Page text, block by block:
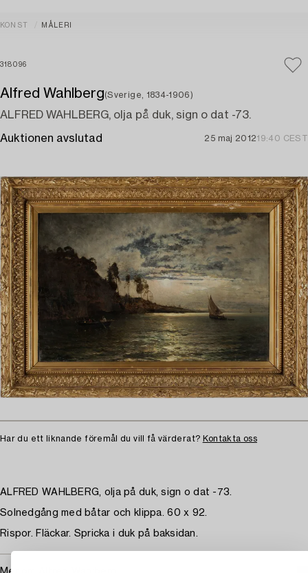
KONST MÅLERI
318096
Alfred Wahlberg(Sverige, 1834-1906)
ALFRED WAHLBERG, olja på duk, sign o dat -73.
Auktionen avslutad 25 maj 201219:40 CEST
Har du ett liknande föremål du vill få värderat? Kontakta oss
ALFRED WAHLBERG, olja på duk, sign o dat -73.
Solnedgång med båtar och klippa. 60 x 92.
Rispor. Fläckar. Spricka i duk på baksidan.